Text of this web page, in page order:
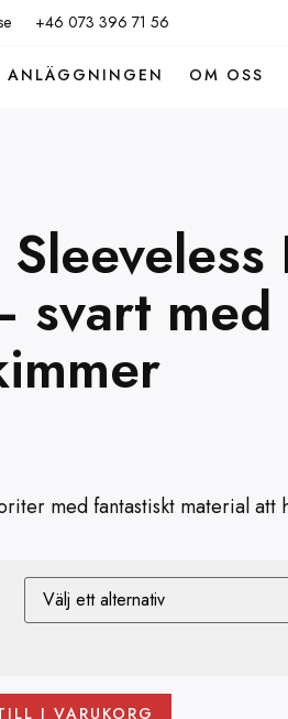
+46 073 396 71 56
ANLÄGGNINGEN OM OSS
svart med
med fantastiskt material att
I VARUKORG